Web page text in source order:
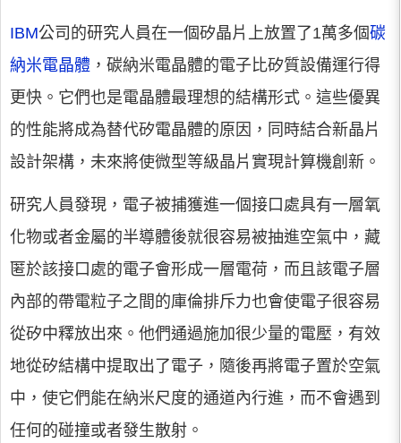
IBM公司的研究人員在一個矽晶片上放置了1萬多個碳
納米電晶體 ，碳納米電晶體的電子比矽質設備運行得
更快。它們也是電晶體最理想的結構形式。這些優異
的性能將成為替代矽電晶體的原因，同時結合新晶片
設計架構，未來將使微型等級晶片實現計算機創新。
研究人員發現，電子被捕獲進一個接口處具有一層氧
化物或者金屬的半導體後就很容易被抽進空氣中，藏
匿於該接口處的電子會形成一層電荷，而且該電子層
內部的帶電粒子之間的庫倫排斥力也會使電子很容易
從矽中釋放出來。他們通過施加很少量的電壓，有效
地從矽結構中提取出了電子，隨後再將電子置於空氣
中，使它們能在納米尺度的通道內行進，而不會遇到
任何的碰撞或者發生散射。